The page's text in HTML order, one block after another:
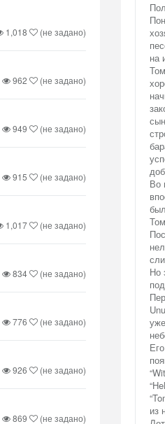
1,018 (не задано)
962 (не задано)
949 (не задано)
915 (не задано)
1,017 (не задано)
834 (не задано)
776 (не задано)
926 (не задано)
869 (не задано)
на
Во
Но
из